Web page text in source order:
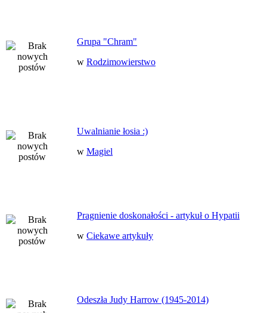
Grupa "Chram"
w Rodzimowierstwo
Uwalnianie łosia :)
w Magiel
Pragnienie doskonałości - artykuł o Hypatii
w Ciekawe artykuły
Odeszła Judy Harrow (1945-2014)